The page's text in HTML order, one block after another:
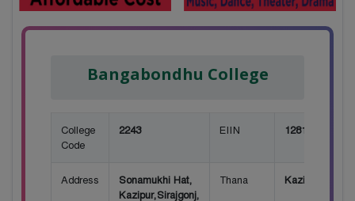
Bangabondhu College
College
Code
2243 EIIN 128183
Address
Sonamukhi Hat,
Kazipur,Sirajgonj,
Thana Kazipur